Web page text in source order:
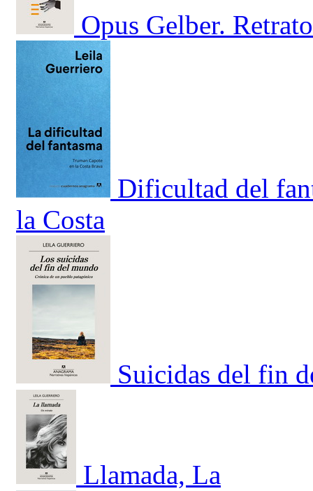
Opus Gelber.
Dificultad del
la Costa
Suicidas del fin
Llamada, La